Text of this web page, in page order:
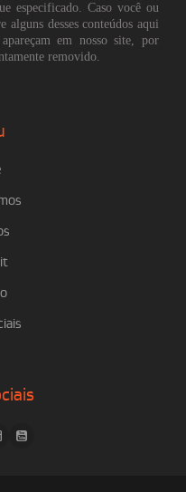
especificado. Caso você ou
alguns desses conteúdos aqui
em nosso site, por
removido.